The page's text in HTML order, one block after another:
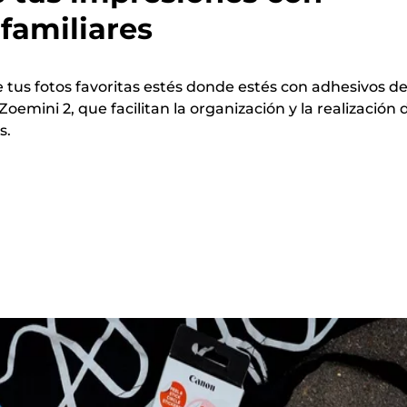
fotos favoritas estés donde estés con adhesivos
2, que facilitan la organización y la realización